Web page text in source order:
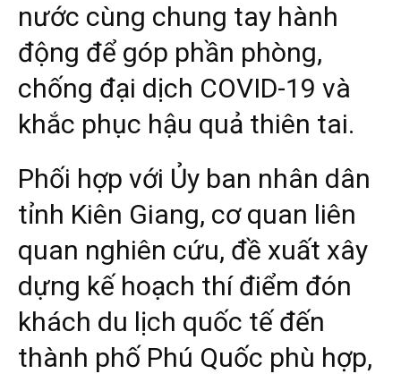
nước cùng chung tay hành
động để góp phần phòng,
chống đại dịch COVID-19 và
khắc phục hậu quả thiên tai.
Phối hợp với Ủy ban nhân dân
tỉnh Kiên Giang, cơ quan liên
quan nghiên cứu, đề xuất xây
dựng kế hoạch thí điểm đón
khách du lịch quốc tế đến
thành phố Phú Quốc phù hợp,